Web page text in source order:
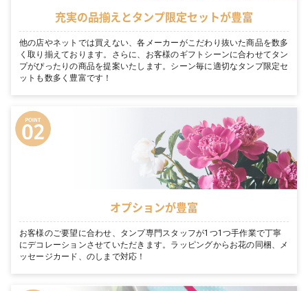
充実の品揃えとタンプ限定セットが豊富
他の店やネットでは買えない、各メーカーがこだわり抜いた商品を数多
く取り揃えております。さらに、お客様のギフトシーンに合わせてタン
プがぴったりの商品を提案いたします。シーン毎に適切なタンプ限定セ
ットも数多く豊富です！
オプションが豊富
お客様のご要望に合わせ、タンプ専門スタッフが1つ1つ手作業で丁寧
にデコレーションさせていただきます。ラッピングからお花の同梱、メ
ッセージカード、のしまで対応！